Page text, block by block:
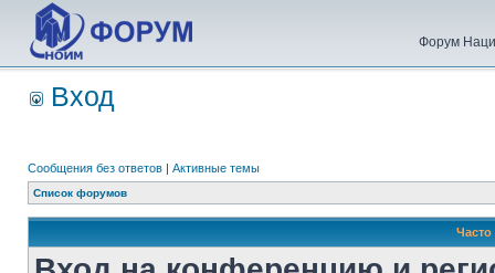
Форум
Вход
Сообщения без ответов | Активные темы
Список форумов